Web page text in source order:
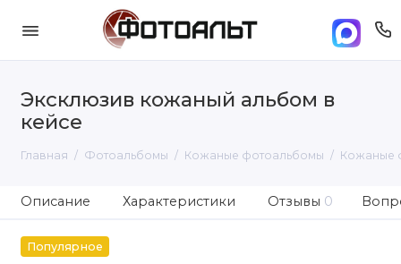
Эксклюзив кожаный альбом в
кейсе
Главная Фотоальбомы Кожаные фотоальбомы Кожаные
Описание Характеристики Отзывы 0
Популярное